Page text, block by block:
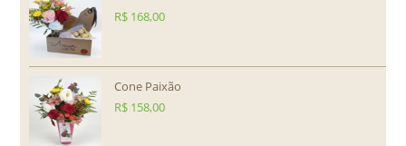
R$ 168,00
Cone Paixão
R$ 158,00